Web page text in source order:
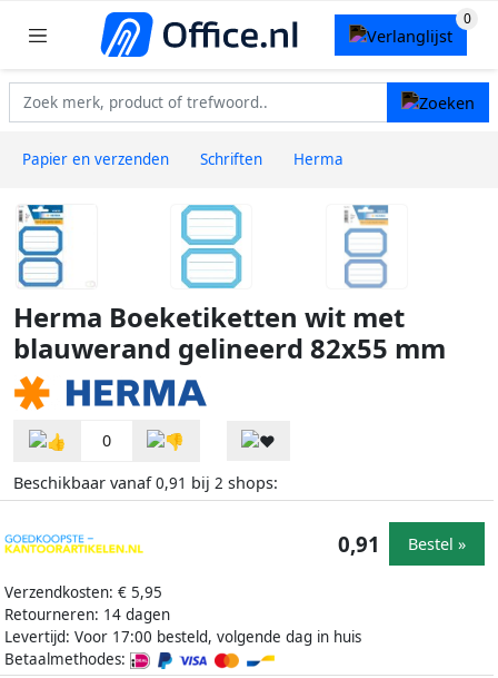
Papier en verzenden Schriften Herma
Herma Boeketiketten wit met
blauwerand gelineerd 82x55 mm
0
Beschikbaar vanaf0,91 bij 2 shops:
Verzendkosten: € 5,95
Retourneren: 14 dagen
Levertijd: Voor 17:00 besteld, volgende dag in huis
Betaalmethodes:
0,91 Bestel »